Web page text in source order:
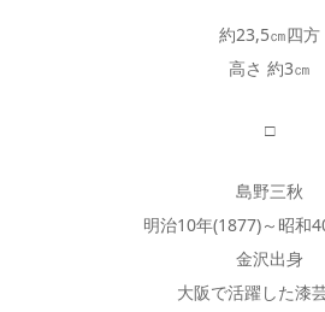
約23,5㎝四方
高さ 約3㎝
□
島野三秋
明治10年(1877)～昭和
金沢出身
大阪で活躍した漆芸